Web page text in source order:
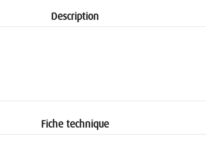
Description
Fiche technique